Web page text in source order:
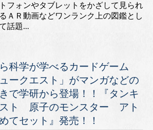
トフォンやタブレットをかざして見られ
るＡＲ動画などワンランク上の図鑑とし
話題...
科学が学べるカードゲーム
ュークエスト」がマンガなどの
で学研から登場！！『タンキ
スト 原子のモンスター アト
てセット』発売！！